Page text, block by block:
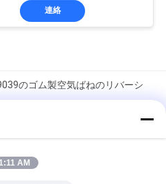
連絡
のゴム製空気ばねのリバーシ
めのW013588646 Newayバス
ばねの十字の耐火石材
AM